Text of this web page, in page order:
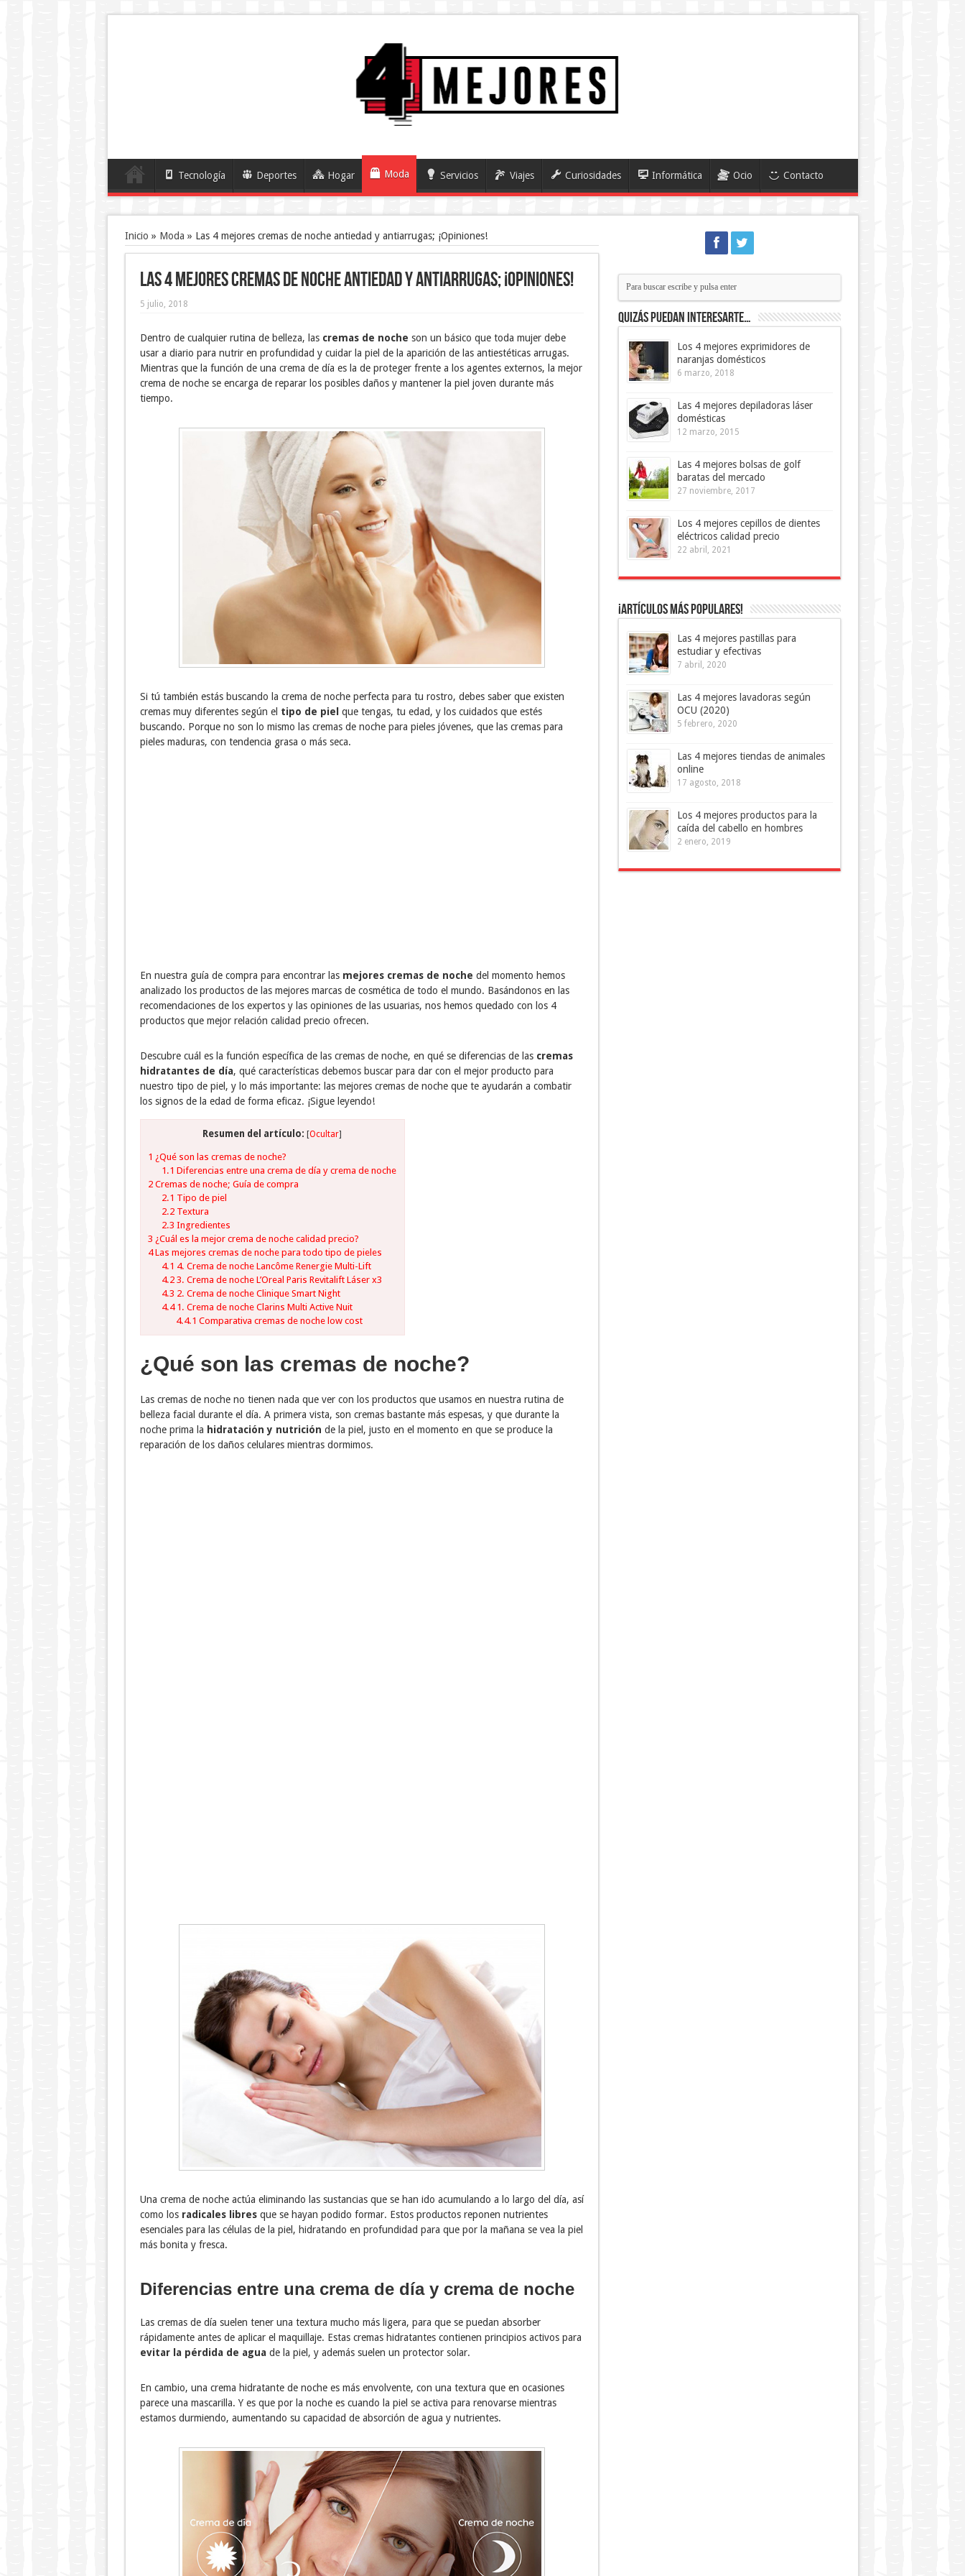
Tecnología Deportes Hogar Moda Servicios Viajes Curiosidades Informática Ocio Contacto
Inicio » Moda » Las 4 mejores cremas de noche antiedad y antiarrugas; ¡Opiniones!
Las 4 mejores cremas de noche antiedad y antiarrugas; ¡Opiniones!
5 julio, 2018
Dentro de cualquier rutina de belleza, las cremas de noche son un básico que toda mujer debe
usar a diario para nutrir en profundidad y cuidar la piel de la aparición de las antiestéticas arrugas.
Mientras que la función de una crema de día es la de proteger frente a los agentes externos, la mejor
crema de noche se encarga de reparar los posibles daños y mantener la piel joven durante más
tiempo.
Si tú también estás buscando la crema de noche perfecta para tu rostro, debes saber que existen
cremas muy diferentes según el tipo de piel que tengas, tu edad, y los cuidados que estés
buscando. Porque no son lo mismo las cremas de noche para pieles jóvenes, que las cremas para
pieles maduras, con tendencia grasa o más seca.
En nuestra guía de compra para encontrar las mejores cremas de noche del momento hemos
analizado los productos de las mejores marcas de cosmética de todo el mundo. Basándonos en las
recomendaciones de los expertos y las opiniones de las usuarias, nos hemos quedado con los 4
productos que mejor relación calidad precio ofrecen.
Descubre cuál es la función específica de las cremas de noche, en qué se diferencias de las cremas
hidratantes de día, qué características debemos buscar para dar con el mejor producto para
nuestro tipo de piel, y lo más importante: las mejores cremas de noche que te ayudarán a combatir
los signos de la edad de forma eficaz. ¡Sigue leyendo!
Resumen del artículo: [Ocultar]
1 ¿Qué son las cremas de noche?
1.1 Diferencias entre una crema de día y crema de noche
2Cremas de noche; Guía de compra
2.1 Tipo de piel
2.2 Textura
2.3 Ingredientes
3 ¿Cuál es la mejor crema de noche calidad precio?
4Las mejores cremas de noche para todo tipo de pieles
4.1 4. Crema de noche Lancôme Renergie Multi-Lift
4.2 3. Crema de noche L’Oreal Paris Revitalift Láser x3
4.3 2. Crema de noche Clinique Smart Night
4.41. Crema de noche Clarins Multi Active Nuit
4.4.1 Comparativa cremas de noche low cost
¿Qué son las cremas de noche?
Las cremas de noche no tienen nada que ver con los productos que usamos en nuestra rutina de
belleza facial durante el día. A primera vista, son cremas bastante más espesas, y que durante la
noche prima la hidratación y nutrición de la piel, justo en el momento en que se produce la
reparación de los daños celulares mientras dormimos.
Una crema de noche actúa eliminando las sustancias que se han ido acumulando a lo largo del día, así
como los radicales libresque se hayan podido formar. Estos productos reponen nutrientes
esenciales para las células de la piel, hidratando en profundidad para que por la mañana se vea la piel
más bonita y fresca.
Diferencias entre una crema de día y crema de noche
Las cremas de día suelen tener una textura mucho más ligera, para que se puedan absorber
rápidamente antes de aplicar el maquillaje. Estas cremas hidratantes contienen principios activos para
evitar la pérdida de aguade la piel, y además suelen un protector solar.
En cambio, una crema hidratante de noche es más envolvente, con una textura que en ocasiones
parece una mascarilla. Y es que por la noche es cuando la piel se activa para renovarse mientras
estamos durmiendo, aumentando su capacidad de absorción de agua y nutrientes.
Quizás puedan interesarte…
Los 4 mejores exprimidores de
naranjas domésticos
6 marzo, 2018
Las 4 mejores depiladoras láser
domésticas
12 marzo, 2015
Las 4 mejores bolsas de golf
baratas del mercado
27 noviembre, 2017
Los 4 mejores cepillos de dientes
eléctricos calidad precio
22 abril, 2021
¡Artículos más Populares!
Las 4 mejores pastillas para
estudiar y efectivas
7 abril, 2020
Las 4 mejores lavadoras según
OCU (2020)
5 febrero, 2020
Las 4 mejores tiendas de animales
online
17 agosto, 2018
Los 4 mejores productos para la
caída del cabello en hombres
2 enero, 2019